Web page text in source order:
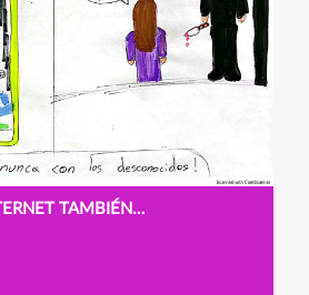
YO ME CUIDO, INTERNET TAMBIÉN CUIDA. ¡ÚSALO BIEN!